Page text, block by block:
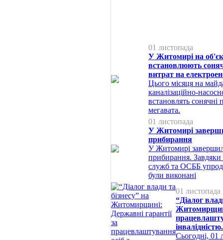
01 листопада
У Житомирі на
встановлюють
витрат на
Цього місяця на
каналізаційно-
встановлять сонячні
мегавата.
01 листопада
У Житомирі
прибирання
У Житомирі
прибирання.
служб та ОСББ
були виконані
01 листопада
“Діалог
Сьогодні, 01